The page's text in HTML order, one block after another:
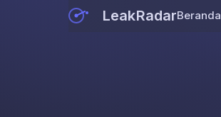
LeakRadarBeranda